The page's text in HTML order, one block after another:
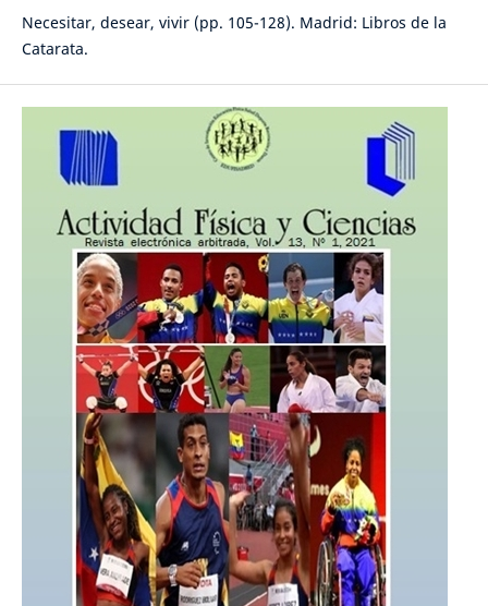
Necesitar, desear, vivir (pp. 105-128). Madrid: Libros de la
Catarata.